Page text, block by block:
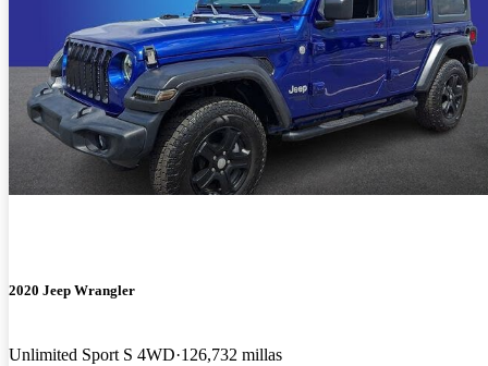
2020 Jeep Wrangler
Unlimited Sport S 4WD 126,732 millas